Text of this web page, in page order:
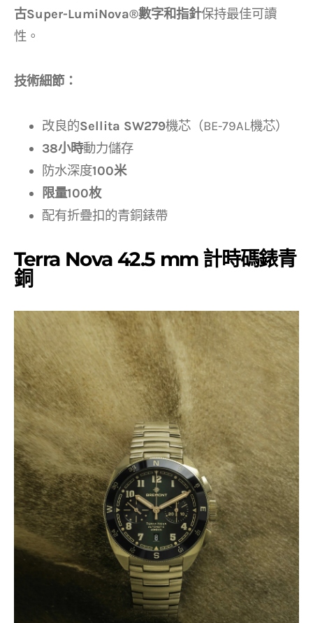
古Super-LumiNova®數字和指針保持最佳可讀
性。
技術細節：
改良的Sellita SW279機芯（BE-79AL機芯）
38小時動力儲存
防水深度100米
限量100枚
配有折疊扣的青銅錶帶
Terra Nova 42.5 mm 計時碼錶青
銅